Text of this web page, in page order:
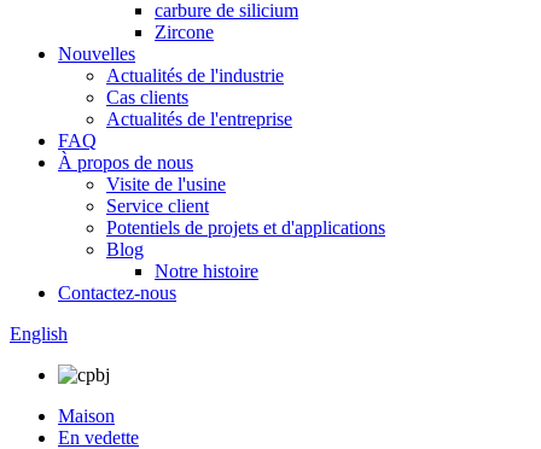
carbure de silicium
Zircone
Nouvelles
Actualités de l'industrie
Cas clients
Actualités de l'entreprise
FAQ
À propos de nous
Visite de l'usine
Service client
Potentiels de projets et d'applications
Blog
Notre histoire
Contactez-nous
English
Maison
En vedette